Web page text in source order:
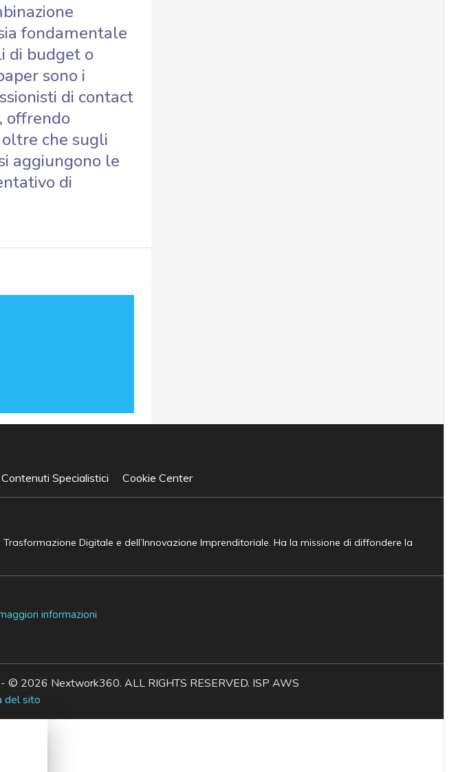
fondamentale
di budget o
sono i
di contact
offrendo
che sugli
aggiungono le
di
Specialistici Cookie Center
Digitale e dell’Innovazione Imprenditoriale. Ha la missione di diffondere la
informazioni
2026 Nextwork360. ALL RIGHTS RESERVED. ISP AWS
del sito